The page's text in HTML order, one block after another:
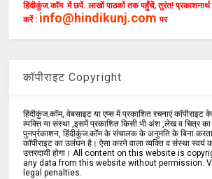
हिंदीकुंज.कॉम में छपें. लाखों पाठकों तक पहुँचें, तुरंत!
करें : info@hindikunj.com पर
कॉपीराइट Copyright
हिंदीकुंज.कॉम, वेबसाइट या एप्स में प्रकाशित रचनाएं कॉपीराइट
व्यक्ति या संस्था ,इसमें प्रकाशित किसी भी अंश ,लेख व चित्र
पुनर्प्रकाशन, हिंदीकुंज.कॉम के संचालक के अनुमति के बिना
कॉपीराइट का उलंघन है। ऐसा करने वाला व्यक्ति व संस्था स्वयं
उत्तरदायी होगा। All content on this website is
any data from this website without permission.
legal penalties.